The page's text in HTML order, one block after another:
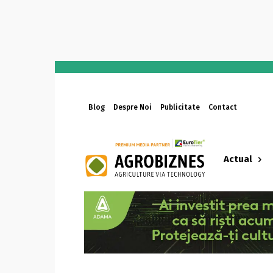
Blog Despre Noi Publicitate Contact
Actual